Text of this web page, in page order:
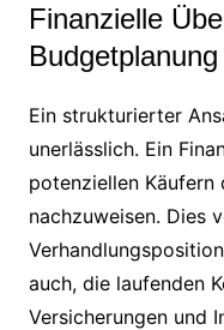
Finanzielle
Budgetplanung
Ein strukturierter
unerlässlich. Ein
potenziellen
nachzuweisen. Dies
auch, die laufenden
Versicherungen und